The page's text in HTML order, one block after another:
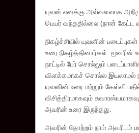
யுவன் எனக்கு அவ்வளவாக
பெயர் வந்ததில்லை (நான் கேட்ட
நிகழ்ச்சியில் யுவனின்
உரை நிகழ்த்தினார்கள். மூவரின்
நாட்டில் பேர் சொல்லும்
விளக்கமாகச் சொல்ல இயலாமல்
யுவனின் உரை மற்றும் கேள்வி
விசித்திரமாகவும்
அவரின் உரை இருந்தது.
அவரின் தோற்றம் நாம் அவரிடம்